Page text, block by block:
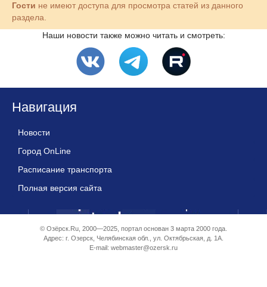
Гости не имеют доступа для просмотра статей из данного
раздела.
Наши новости также можно читать и смотреть:
Навигация
Новости
Город OnLine
Расписание транспорта
Полная версия сайта
© Озёрск.Ru, 2000—2025, портал основан 3 марта 2000 года.
Адрес: г. Озерск, Челябинская обл., ул. Октябрьская, д. 1А.
E-mail: webmaster@ozersk.ru